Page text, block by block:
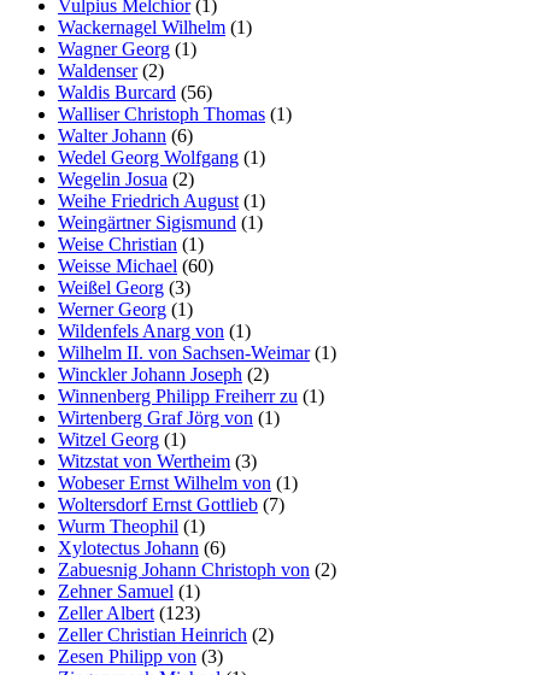
Vulpius Melchior(1)
Wackernagel Wilhelm (1)
Wagner Georg (1)
Waldenser(2)
Waldis Burcard (56)
Walliser Christoph Thomas (1)
Walter Johann (6)
Wedel Georg Wolfgang (1)
Wegelin Josua (2)
Weihe Friedrich August (1)
Weingärtner Sigismund (1)
Weise Christian (1)
Weisse Michael (60)
Weißel Georg (3)
Werner Georg (1)
Wildenfels Anarg von (1)
Wilhelm II. von Sachsen-Weimar(1)
Winckler Johann Joseph (2)
Winnenberg Philipp Freiherr zu (1)
Wirtenberg Graf Jörg von (1)
Witzel Georg (1)
Witzstat von Wertheim (3)
Wobeser Ernst Wilhelm von (1)
Woltersdorf Ernst Gottlieb (7)
Wurm Theophil (1)
Xylotectus Johann (6)
Zabuesnig Johann Christoph von (2)
Zehner Samuel (1)
Zeller Albert (123)
Zeller Christian Heinrich (2)
Zesen Philipp von (3)